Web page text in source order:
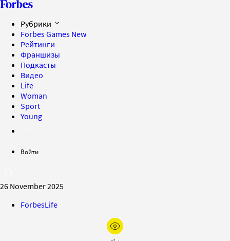
Рубрики
Forbes Games New
Рейтинги
Франшизы
Подкасты
Видео
Life
Woman
Sport
Young
Войти
26 November 2025
ForbesLife